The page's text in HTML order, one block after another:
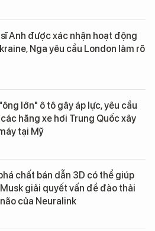
Anh được xác nhận hoạt động
Nga yêu cầu London làm rõ
lớn" ô tô gây áp lực, yêu cầu
hãng xe hơi Trung Quốc xây
tại Mỹ
chất bán dẫn 3D có thể giúp
giải quyết vấn đề đào thải
của Neuralink